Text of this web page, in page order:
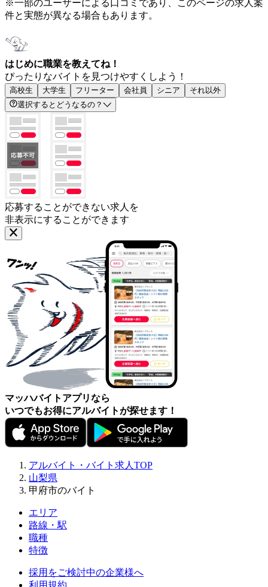
※一部のユーザーによる口コミであり、このページの求人案
件と実態が異なる場合もあります。
はじめに職業を教えてね！
ぴったりなバイトを見つけやすくしよう！
高校生 大学生 フリーター 会社員 シニア
それ以外
選択するとどうなるの？
応募することができない求人を
非表示にすることができます
マッハバイトアプリなら
いつでもお得にアルバイトが探せます！
アルバイト・バイト求人TOP
山梨県
甲府市のバイト
エリア
路線・駅
職種
特徴
採用をご検討中の企業様へ
利用規約